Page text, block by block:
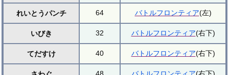
れいとうパンチ 64 バトルフロンティア(左)
いびき 32 バトルフロンティア(右下)
てだすけ 40 バトルフロンティア(右下)